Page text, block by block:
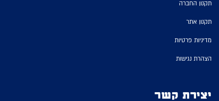
תקנון החברה
תקנון אתר
מדיניות פרטיות
הצהרת נגישות
יצירת קשר